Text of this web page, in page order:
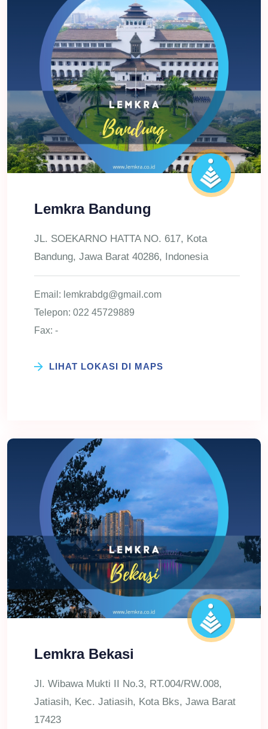
Lemkra Bandung
JL. SOEKARNO HATTA NO. 617, Kota
Bandung, Jawa Barat 40286, Indonesia
Email: lemkrabdg@gmail.com
Telepon: 022 45729889
Fax: -
LIHAT LOKASI DI MAPS
Lemkra Bekasi
Jl. Wibawa Mukti II No.3, RT.004/RW.008,
Jatiasih, Kec. Jatiasih, Kota Bks, Jawa Barat
17423